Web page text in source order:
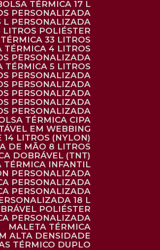
BOLSA TÉRMICA 17 L
PERSONALIZADA
L PERSONALIZADA
LITROS POLIÉSTER
TÉRMICA 33 LITROS
TÉRMICA 4 LITROS
PERSONALIZADA
TÉRMICA 5 LITROS
PERSONALIZADA
PERSONALIZADA
PERSONALIZADA
PERSONALIZADA
PERSONALIZADA
TÉRMICA CIPA
EM WEBBING
14 LITROS (NYLON)
DE MÃO 8 LITROS
DOBRÁVEL (TNT)
TÉRMICA INFANTIL
PERSONALIZADA
PERSONALIZADA
PERSONALIZADA
18 L
POLIÉSTER
PERSONALIZADA
MALETA TÉRMICA
ALTA DENSIDADE
TÉRMICO DUPLO